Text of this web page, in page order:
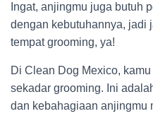
Ingat, anjingmu juga butuh
dengan kebutuhannya, jadi
tempat grooming, ya!
Di Clean Dog Mexico,
sekadar grooming. Ini
dan kebahagiaan anjingmu